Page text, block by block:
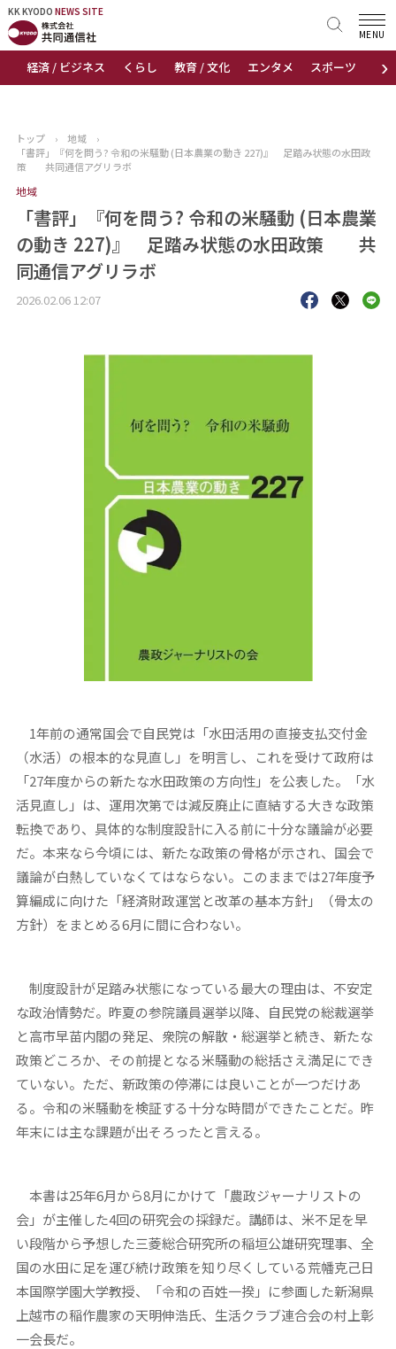
KK KYODO NEWS SITE
›
経済 / ビジネス くらし 教育 / 文化 エンタメ スポーツ 地域
MENU
KK KYODONEWS SITE
トップページ
ニュース
おすすめコンテンツ
出版物
会社概要
トップ › 地域
›
「書評」『何を問う? 令和の米騒動 (日本農業の動き 227)』 足踏み状態の水田政
策 共同通信アグリラボ
地域
「書評」『何を問う? 令和の米騒動 (日本農業
の動き 227)』 足踏み状態の水田政策 共
同通信アグリラボ
2026.02.06 12:07
1年前の通常国会で自民党は「水田活用の直接支払交付金
（水活）の根本的な見直し」を明言し、これを受けて政府は
「27年度からの新たな水田政策の方向性」を公表した。「水
活見直し」は、運用次第では減反廃止に直結する大きな政策
転換であり、具体的な制度設計に入る前に十分な議論が必要
だ。本来なら今頃には、新たな政策の骨格が示され、国会で
議論が白熱していなくてはならない。このままでは27年度予
算編成に向けた「経済財政運営と改革の基本方針」（骨太の
方針）をまとめる6月に間に合わない。
制度設計が足踏み状態になっている最大の理由は、不安定
な政治情勢だ。昨夏の参院議員選挙以降、自民党の総裁選挙
と高市早苗内閣の発足、衆院の解散・総選挙と続き、新たな
政策どころか、その前提となる米騒動の総括さえ満足にでき
ていない。ただ、新政策の停滞には良いことが一つだけあ
る。令和の米騒動を検証する十分な時間ができたことだ。昨
年末には主な課題が出そろったと言える。
本書は25年6月から8月にかけて「農政ジャーナリストの
会」が主催した4回の研究会の採録だ。講師は、米不足を早
い段階から予想した三菱総合研究所の稲垣公雄研究理事、全
国の水田に足を運び続け政策を知り尽くしている荒幡克己日
本国際学園大学教授、「令和の百姓一揆」に参画した新潟県
上越市の稲作農家の天明伸浩氏、生活クラブ連合会の村上彰
一会長だ。